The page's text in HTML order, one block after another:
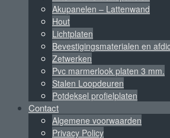
Akupanelen – Lattenwand
Hout
Lichtplaten
Bevestigingsmaterialen en
Zetwerken
Pvc marmerlook platen 3 mm.
Stalen Loopdeuren
Potdeksel profielplaten
Contact
Algemene voorwaarden
Privacy Policy